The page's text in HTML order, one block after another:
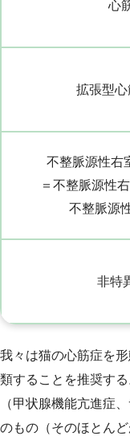
心
拡張型心
不整脈源性右
＝不整脈源性
不整脈源
非特
我々は猫の心筋症を
類することを推奨す
（甲状腺機能亢進症
のもの（そのほとん